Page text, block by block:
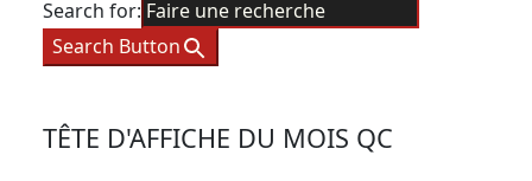
Search for:
Search Button
TÊTE D'AFFICHE DU MOIS QC